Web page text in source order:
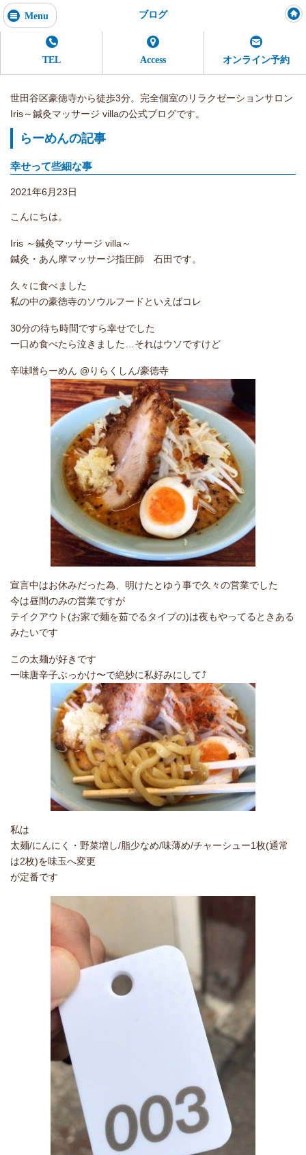
Menu ブログ
TEL Access オンライン予約
世田谷区豪徳寺から徒歩3分。完全個室のリラクゼーションサロン
Iris～鍼灸マッサージ villaの公式ブログです。
らーめんの記事
幸せって些細な事
2021年6月23日
こんにちは。
Iris ～鍼灸マッサージ villa～
鍼灸・あん摩マッサージ指圧師 石田です。
久々に食べました
私の中の豪徳寺のソウルフードといえばコレ
30分の待ち時間ですら幸せでした
一口め食べたら泣きました…それはウソですけど
辛味噌らーめん @りらくしん/豪徳寺
宣言中はお休みだった為、明けたとゆう事で久々の営業でした
今は昼間のみの営業ですが
テイクアウト(お家で麺を茹でるタイプの)は夜もやってるときある
みたいです
この太麺が好きです
一味唐辛子ぶっかけ〜で絶妙に私好みにして⤴︎
私は
太麺/にんにく・野菜増し/脂少なめ/味薄め/チャーシュー1枚(通常
は2枚)を味玉へ変更
が定番です